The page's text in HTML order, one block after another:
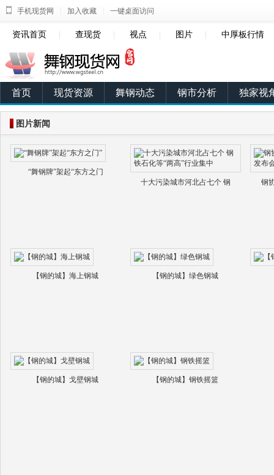
手机现货网 加入收藏 一键桌面访问
资讯首页 查现货 视点 图片 中厚板行情
首页 现货资源 舞钢动态 钢市分析 独家视
图片新闻
“舞钢牌”架起“东方之门
十大污染城市河北占七个 钢
钢
【钢的城】海上钢城 【钢的城】绿色钢城
【钢的城】戈壁钢城 【钢的城】钢铁摇篮